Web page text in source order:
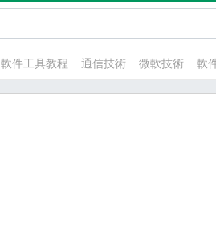
軟件工具教程 通信技術 微軟技術 軟